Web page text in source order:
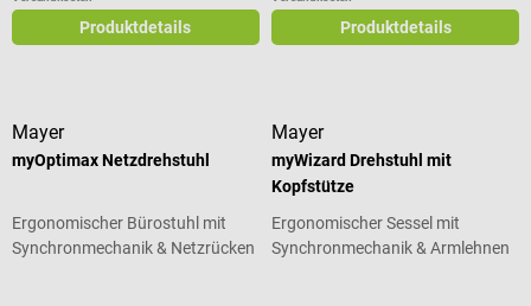
Produktdetails Produktdetails
Mayer
myOptimax Netzdrehstuhl
Ergonomischer Bürostuhl mit
Synchronmechanik & Netzrücken
Mayer
myWizard Drehstuhl mit
Kopfstütze
Ergonomischer Sessel mit
Synchronmechanik & Armlehnen